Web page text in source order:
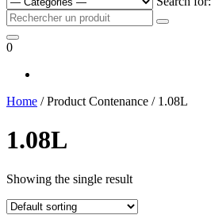
0
Home / Product Contenance / 1.08L
1.08L
Showing the single result